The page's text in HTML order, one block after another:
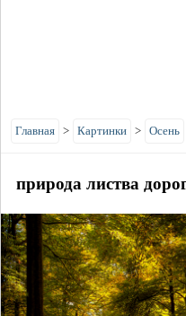
Главная > Картинки > Осень
природа листва